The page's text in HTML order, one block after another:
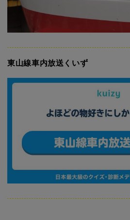
東山線車内放送くいず